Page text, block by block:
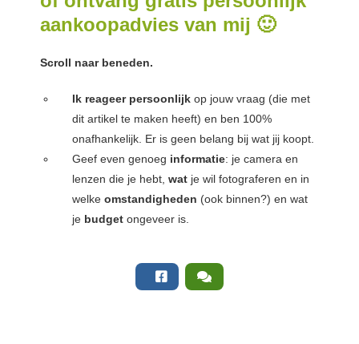
aankoopadvies van mij 🙂
Scroll naar beneden.
Ik reageer persoonlijk op jouw vraag (die met
dit artikel te maken heeft) en ben 100%
onafhankelijk. Er is geen belang bij wat jij koopt.
Geef even genoeg informatie: je camera en
lenzen die je hebt,wat je wil fotograferen en in
welke omstandigheden (ook binnen?) en wat
je budget ongeveer is.